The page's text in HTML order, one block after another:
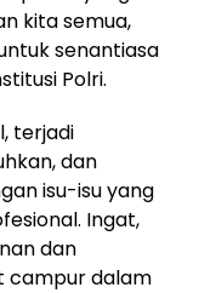
kita semua,
senantiasa
Polri.
terjadi
dan
isu-isu yang
Ingat,
dan
campur dalam